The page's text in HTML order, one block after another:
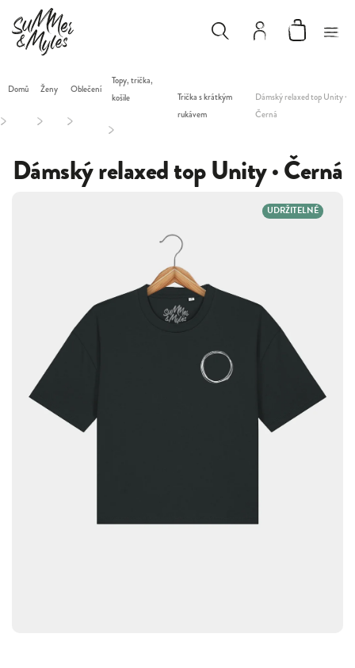
Domů
/
Ženy
/
Oblečení
/
Topy, trička,
košile
/
Trička s krátkým
rukávem
Dámský relaxed top Unity ·
Černá
Dámský relaxed top Unity · Černá
UDRŽITELNÉ